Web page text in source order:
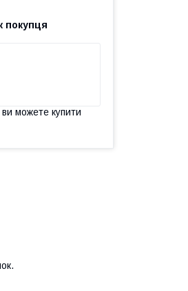
покупця
ви можете купити